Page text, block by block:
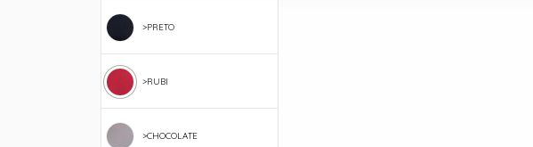
>PRETO
>RUBI
>CHOCOLATE